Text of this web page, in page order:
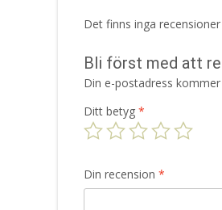
Det finns inga recensioner
Bli först med att
Din e-postadress
Ditt betyg *
Din recension *